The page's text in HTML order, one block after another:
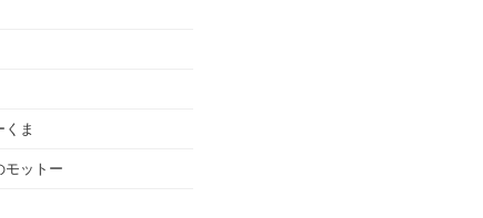
くま
モットー